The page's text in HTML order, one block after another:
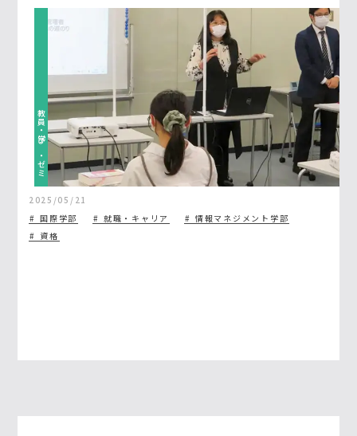
教員・学び・ゼミ
2025/05/21
国際学部
就職・キャリア
情報マネジメント学部
資格